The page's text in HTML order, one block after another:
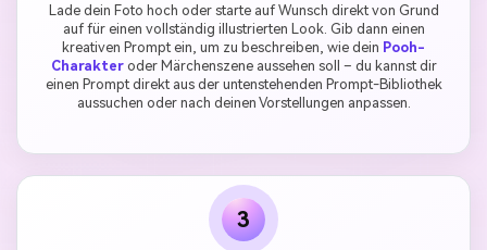
Lade dein Foto hoch oder starte auf Wunsch direkt von Grund
auf für einen vollständig illustrierten Look. Gib dann einen
kreativen Prompt ein, um zu beschreiben, wie dein Pooh-
Charakter oder Märchenszene aussehen soll – du kannst dir
einen Prompt direkt aus der untenstehenden Prompt-Bibliothek
aussuchen oder nach deinen Vorstellungen anpassen.
3